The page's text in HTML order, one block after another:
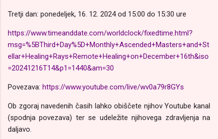
Tretji dan: ponedeljek, 16. 12. 2024 od 15:00 do 15:30 ure
https://www.timeanddate.com/worldclock/fixedtime.html?
msg=%5BThird+Day%5D+Monthly+Ascended+Masters+and+St
ellar+Healing+Rays+Remote+Healing+on+December+16th&iso
=20241216T14&p1=1440&am=30
Povezava: https://www.youtube.com/live/wv0a79r8GYs
Ob zgoraj navedenih časih lahko obiščete njihov Youtube kanal
(spodnja povezava) ter se udeležite njihovega zdravljenja na
daljavo.